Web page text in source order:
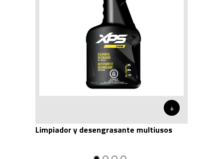
+
Limpiador y desengrasante multiusos